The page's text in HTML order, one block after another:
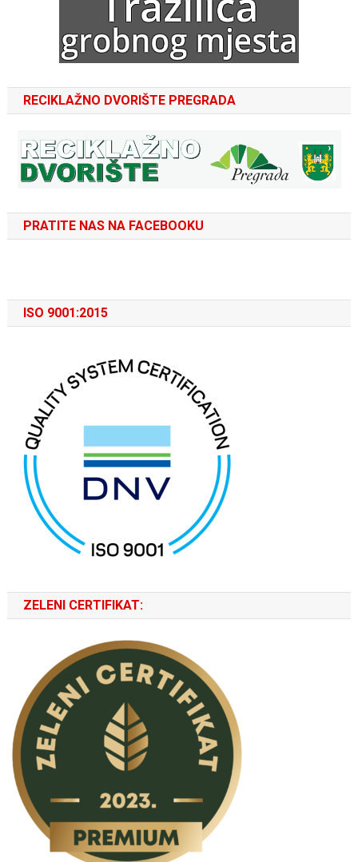
RECIKLAŽNO DVORIŠTE PREGRADA
PRATITE NAS NA FACEBOOKU
ISO 9001:2015
ZELENI CERTIFIKAT: